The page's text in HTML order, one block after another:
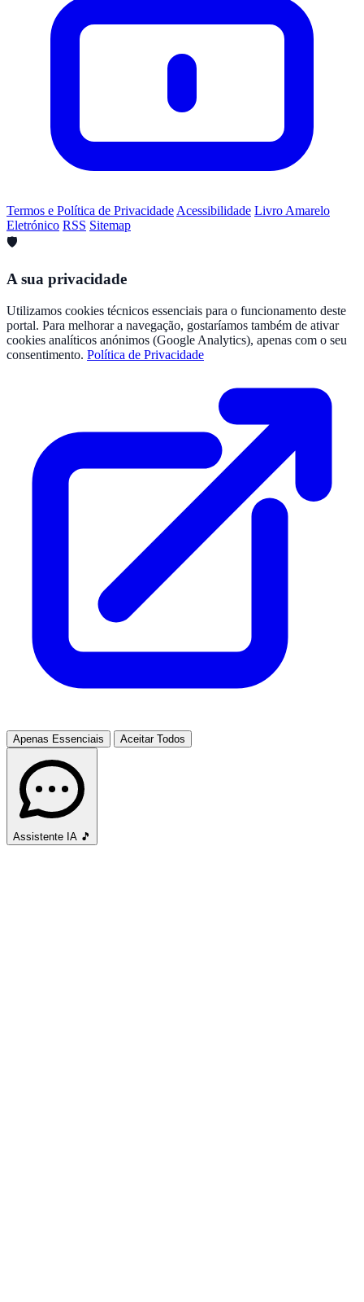
Termos e Política de Privacidade Acessibilidade Livro Amarelo
Eletrónico RSS Sitemap
🛡️
A sua privacidade
Utilizamos cookies técnicos essenciais para o funcionamento deste
portal. Para melhorar a navegação, gostaríamos também de ativar
cookies analíticos anónimos (Google Analytics), apenas com o seu
consentimento. Política de Privacidade
Apenas Essenciais Aceitar Todos
Assistente IA 🎵